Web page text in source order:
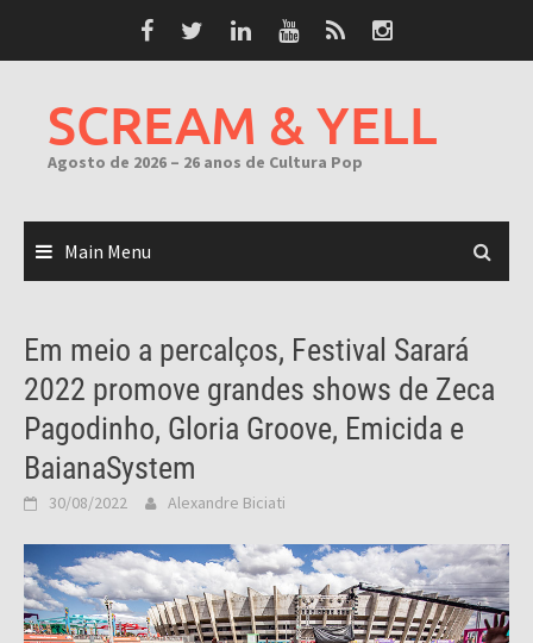
SCREAM & YELL
Agosto de 2026 – 26 anos de Cultura Pop
Main Menu
Em meio a percalços, Festival Sarará
2022 promove grandes shows de Zeca
Pagodinho, Gloria Groove, Emicida e
BaianaSystem
30/08/2022 Alexandre Biciati